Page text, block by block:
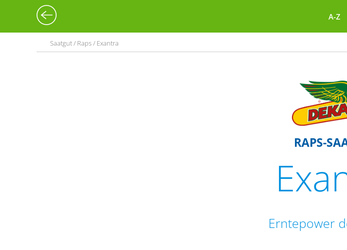
A-Z
Saatgut / Raps / Exantra
RAPS-
Erntepower